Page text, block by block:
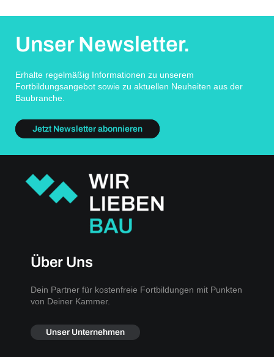
Unser Newsletter.
Erhalte regelmäßig Informationen zu unserem
Fortbildungsangebot sowie zu aktuellen Neuheiten aus der
Baubranche.
Jetzt Newsletter abonnieren
Über Uns
Dein Partner für kostenfreie Fortbildungen mit Punkten
von Deiner Kammer.
Unser Unternehmen